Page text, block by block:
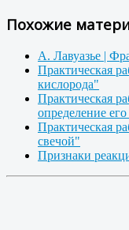
Похожие
А. Лавуазье |
Практическая
кислорода"
Практическая
определение
Практическая
свечой"
Признаки